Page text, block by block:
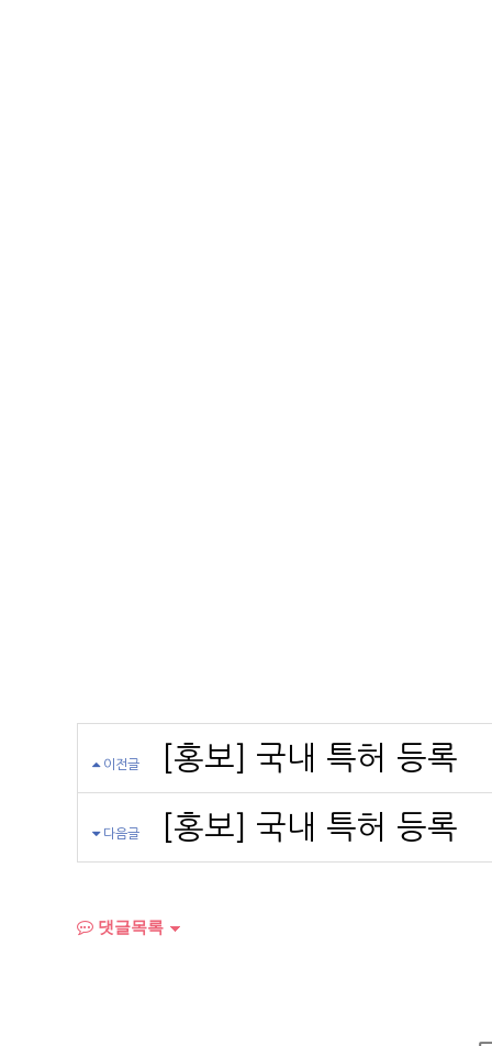
이전글 [홍보] 국내 특허 등록
다음글 [홍보] 국내 특허 등록
댓글목록